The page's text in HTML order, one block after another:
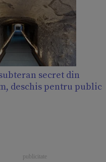
secret din
deschis pentru public